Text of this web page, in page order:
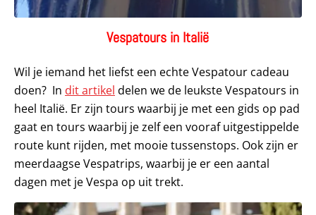
Vespatours in Italië
Wil je iemand het liefst een echte Vespatour cadeau
doen? In dit artikel delen we de leukste Vespatours in
heel Italië. Er zijn tours waarbij je met een gids op pad
gaat en tours waarbij je zelf een vooraf uitgestippelde
route kunt rijden, met mooie tussenstops. Ook zijn er
meerdaagse Vespatrips, waarbij je er een aantal
dagen met je Vespa op uit trekt.